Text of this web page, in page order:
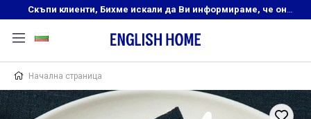
Скъпи клиенти, Бихме искали да Ви информираме, че онлайн магазинът на English Home преустановява своята дейност. Прекрасният ни и усмихнат екип ,Ви очаква в нашите физически магазини, където ще откриете любимите си продукти! Благодарим Ви, че сте част от семейството на Еnglish Home!
Начална страница